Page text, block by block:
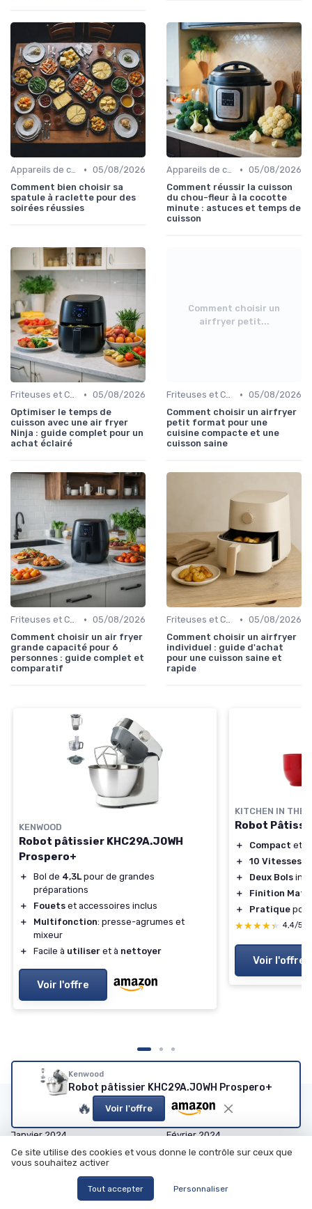
Appareils de cuisson de table • 05/08/2026
Comment bien choisir sa
spatule à raclette pour des
soirées réussies
Appareils de cuisson de table • 05/08/2026
Comment réussir la cuisson
du chou-fleur à la cocotte
minute : astuces et temps de
cuisson
Friteuses et Cuiseurs • 05/08/2026
Optimiser le temps de
cuisson avec une air fryer
Ninja : guide complet pour un
achat éclairé
Comment choisir un
airfryer petit...
Friteuses et Cuiseurs • 05/08/2026
Comment choisir un airfryer
petit format pour une
cuisine compacte et une
cuisson saine
Friteuses et Cuiseurs • 05/08/2026
Comment choisir un air fryer
grande capacité pour 6
personnes : guide complet et
comparatif
Friteuses et Cuiseurs • 05/08/2026
Comment choisir un airfryer
individuel : guide d'achat
pour une cuisson saine et
rapide
KENWOOD
Robot pâtissier KHC29A.J0WH
Prospero+
＋ Bol de 4,3L pour de grandes
préparations
＋
Fouets et accessoires inclus
＋
Multifonction: presse-agrumes et
mixeur
＋
Facile à utiliser et à nettoyer
Voir l'offre
KITCHEN IN THE
Robot
＋ Compact et
＋
10 Vitesses
＋
Deux Bols
＋
Finition Mate
＋
Pratique
★★★★★
★★★★★ 4,4/5
Voir l'offre
Kenwood
Robot pâtissier KHC29A.J0WH Prospero+
🔥 Voir l'offre
Les articles par date
Janvier 2024
Février 2024
Mars 2024
Octobre 2024
Février 2025
Ce site utilise des cookies et vous donne le contrôle sur ceux que
vous souhaitez activer
Tout accepter Personnaliser